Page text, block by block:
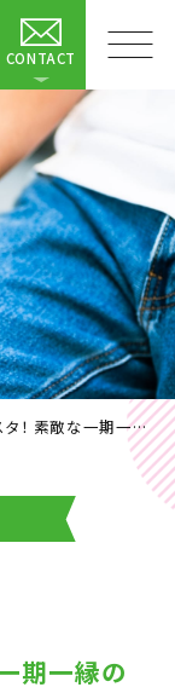
CONTACT
「えんがるｄｅ恋スタ！ 素敵な一期一縁の出会いをしませんか？」イベント開催レポート
期一縁の